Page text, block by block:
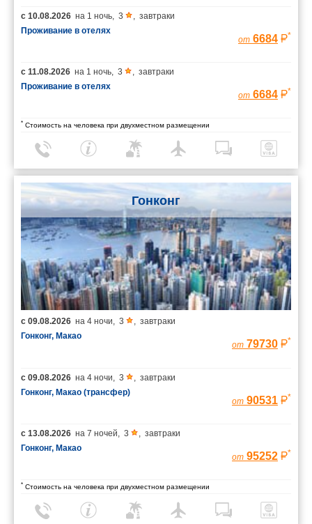
с 10.08.2026 на 1 ночь, 3 , завтраки
Проживание в отелях
от 6684 *
с 11.08.2026 на 1 ночь, 3 , завтраки
Проживание в отелях
от 6684 *
* Стоимость на человека при двухместном размещении
Гонконг
с 09.08.2026 на 4 ночи, 3 , завтраки
Гонконг, Макао
от 79730 *
с 09.08.2026 на 4 ночи, 3 , завтраки
Гонконг, Макао (трансфер)
от 90531 *
с 13.08.2026 на 7 ночей, 3 , завтраки
Гонконг, Макао
от 95252 *
* Стоимость на человека при двухместном размещении